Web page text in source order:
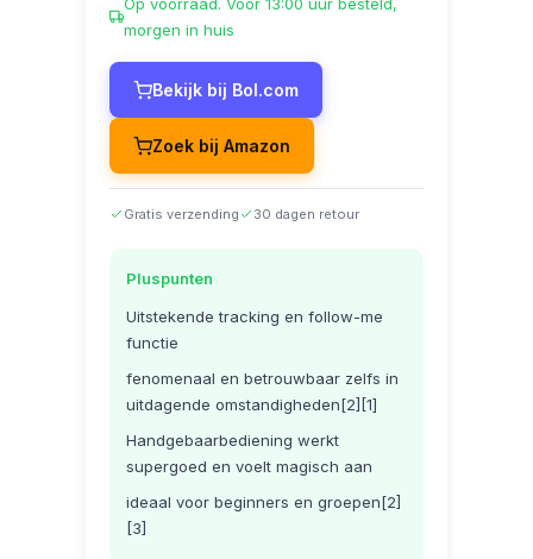
morgen in huis
Bekijk bij Bol.com
Zoek bij Amazon
Gratis verzending 30 dagen retour
Pluspunten
Uitstekende tracking en follow-me
functie
fenomenaal en betrouwbaar zelfs in
uitdagende omstandigheden[2][1]
Handgebaarbediening werkt
supergoed en voelt magisch aan
ideaal voor beginners en groepen[2]
[3]